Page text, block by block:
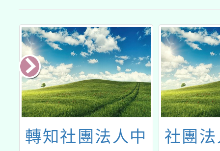
轉知社團法人中
社團